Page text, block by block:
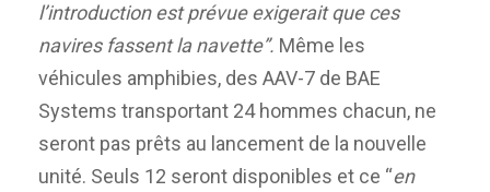
l’introduction est prévue exigerait que ces
navires fassent la navette”. Même les
véhicules amphibies, des AAV-7 de BAE
Systems transportant 24 hommes chacun, ne
seront pas prêts au lancement de la nouvelle
unité. Seuls 12 seront disponibles et ce “en